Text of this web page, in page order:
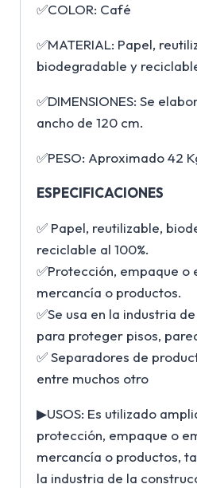
✅COLOR: Café
✅MATERIAL: Papel,
biodegradable y
✅DIMENSIONES: Se
ancho de 120 cm.
✅PESO: Aproximado 42
ESPECIFICACIONES
✅ Papel, reutilizable,
reciclable al 100%.
✅Protección, empaque o
mercancía o productos.
✅Se usa en la industria
para proteger pisos,
✅ Separadores de
entre muchos otro
▶USOS: Es utilizado
protección, empaque o
mercancía o productos,
la industria de la